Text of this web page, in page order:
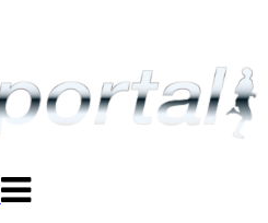
navigering